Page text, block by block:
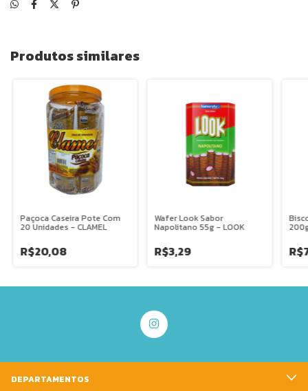
Produtos similares
Paçoca Caseira Pote Com
20 Unidades - CLAMEL
R$20,08
Wafer Look Sabor
Napolitano 55g - LOOK
R$3,29
DEPARTAMENTOS